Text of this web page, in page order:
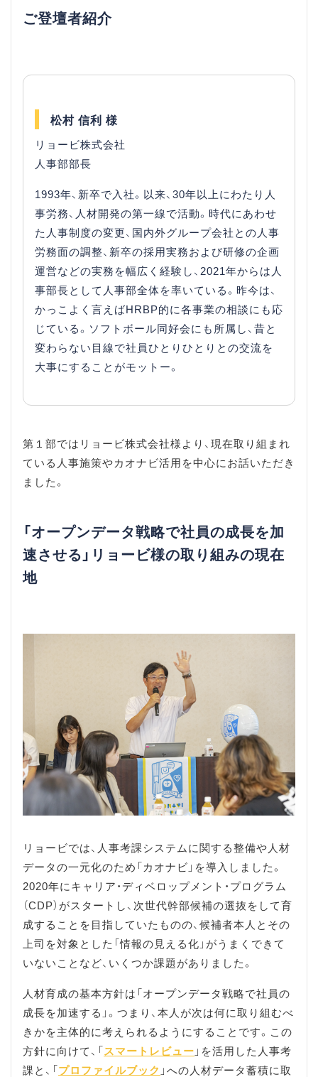
ご登壇者紹介
松村 信利 様
リョービ株式会社
人事部部長
1993年、新卒で入社。以来、30年以上にわたり人
事労務、人材開発の第一線で活動。時代にあわせ
た人事制度の変更、国内外グループ会社との人事
労務面の調整、新卒の採用実務および研修の企画
運営などの実務を幅広く経験し、2021年からは人
事部長として人事部全体を率いている。昨今は、
かっこよく言えばHRBP的に各事業の相談にも応
じている。ソフトボール同好会にも所属し、昔と
変わらない目線で社員ひとりひとりとの交流を
大事にすることがモットー。
第１部ではリョービ株式会社様より、現在取り組まれ
ている人事施策やカオナビ活用を中心にお話いただき
ました。
「オープンデータ戦略で社員の成長を加
速させる」リョービ様の取り組みの現在
地
リョービでは、人事考課システムに関する整備や人材
データの一元化のため「カオナビ」を導入しました。
2020年にキャリア・ディベロップメント・プログラム
（CDP）がスタートし、次世代幹部候補の選抜をして育
成することを目指していたものの、候補者本人とその
上司を対象とした「情報の見える化」がうまくできて
いないことなど、いくつか課題がありました。
人材育成の基本方針は「オープンデータ戦略で社員の
成長を加速する」。つまり、本人が次は何に取り組むべ
きかを主体的に考えられるようにすることです。この
方針に向けて、「スマートレビュー」を活用した人事考
課と、「プロファイルブック」への人材データ蓄積に取